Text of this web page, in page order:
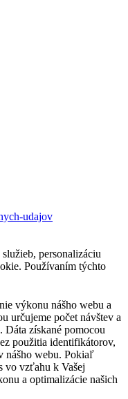
udajov
personalizáciu
Používaním týchto
výkonu nášho webu a
určujeme počet návštev a
Dáta získané pomocou
použitia identifikátorov,
nášho webu. Pokiaľ
vo vzťahu k Vašej
a optimalizácie našich